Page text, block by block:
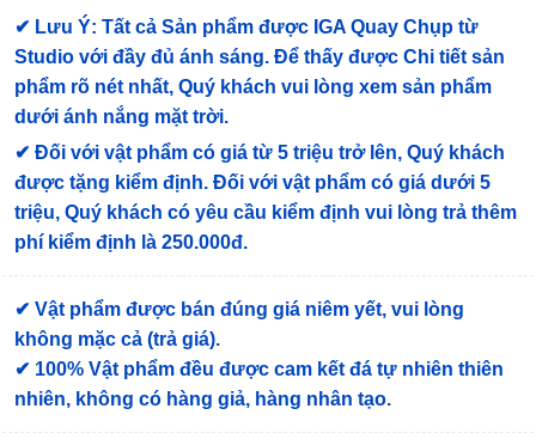
✔ Lưu Ý: Tất cả Sản phẩm được IGA Quay Chụp từ
Studio với đầy đủ ánh sáng. Để thấy được Chi tiết sản
phẩm rõ nét nhất, Quý khách vui lòng xem sản phẩm
dưới ánh nắng mặt trời.
✔ Đối với vật phẩm có giá từ 5 triệu trở lên, Quý khách
được tặng kiểm định. Đối với vật phẩm có giá dưới 5
triệu, Quý khách có yêu cầu kiểm định vui lòng trả thêm
phí kiểm định là 250.000đ.
✔ Vật phẩm được bán đúng giá niêm yết, vui lòng
không mặc cả (trả giá).
✔ 100% Vật phẩm đều được cam kết đá tự nhiên thiên
nhiên, không có hàng giả, hàng nhân tạo.